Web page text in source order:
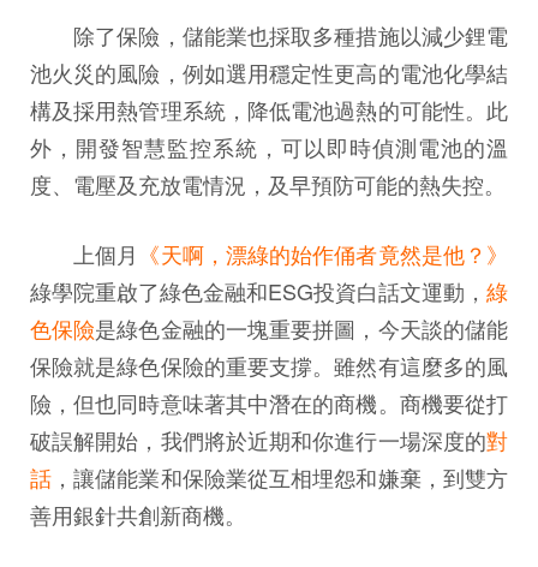
除了保險，儲能業也採取多種措施以減少鋰電
池火災的風險，例如選用穩定性更高的電池化學結
構及採用熱管理系統，降低電池過熱的可能性。此
外，開發智慧監控系統，可以即時偵測電池的溫
度、電壓及充放電情況，及早預防可能的熱失控。
上個月 《天啊，漂綠的始作俑者竟然是他？》
綠學院重啟了綠色金融和ESG投資白話文運動， 綠
色保險是綠色金融的一塊重要拼圖，今天談的儲能
保險就是綠色保險的重要支撐。雖然有這麼多的風
險，但也同時意味著其中潛在的商機。商機要從打
破誤解開始，我們將於近期和你進行一場深度的對
話 ，讓儲能業和保險業從互相埋怨和嫌棄，到雙方
善用銀針共創新商機。